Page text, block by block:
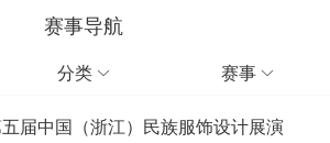
赛事导航
分类  赛事 
届中国（浙江）民族服饰设计展演